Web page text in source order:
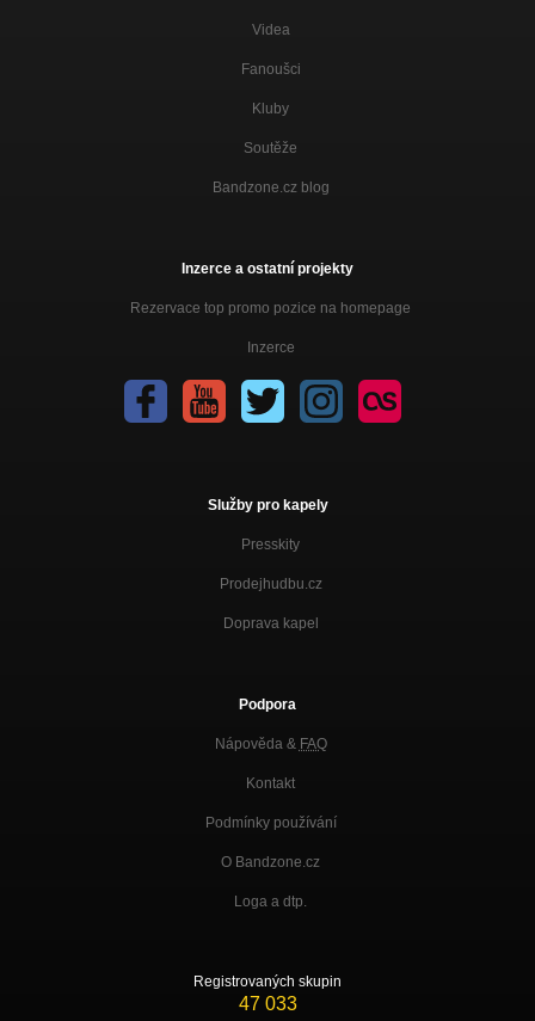
Videa
Fanoušci
Kluby
Soutěže
Bandzone.cz blog
Inzerce a ostatní projekty
Rezervace top promo pozice na homepage
Inzerce
Služby pro kapely
Presskity
Prodejhudbu.cz
Doprava kapel
Podpora
Nápověda & FAQ
Kontakt
Podmínky používání
O Bandzone.cz
Loga a dtp.
Registrovaných skupin
47 033